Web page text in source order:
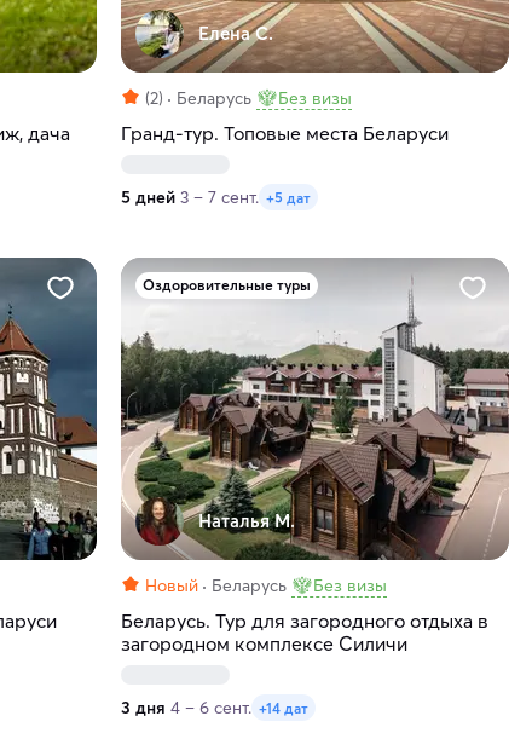
дача
Елена С.
(2) Беларусь Без визы
Гранд-тур. Топовые места Беларуси
5 дней 3 – 7 сент. +5 дат
Оздоровительные туры
Наталья М.
Новый Беларусь Без визы
Беларусь. Тур для загородного отдыха в
загородном комплексе Силичи
3 дня 4 – 6 сент. +14 дат